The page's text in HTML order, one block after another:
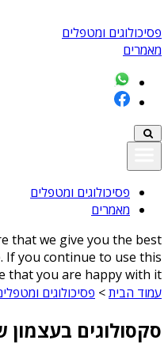
פסיכולוגים ומטפלים
מאמרים
פסיכולוגים ומטפלים
מאמרים
that we give you the best
If you continue to use this
that you are happy with it
עמוד הבית> פסיכולוגים
סקסולוגים בעצמון